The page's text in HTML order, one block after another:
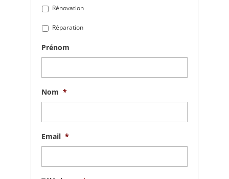
Rénovation
Réparation
Prénom
Nom *
Email *